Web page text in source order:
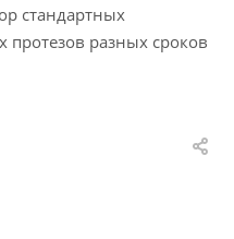
стандартных
протезов разных сроков